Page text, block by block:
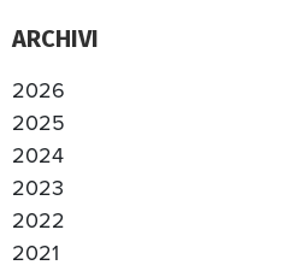
ARCHIVI
2026
2025
2024
2023
2022
2021